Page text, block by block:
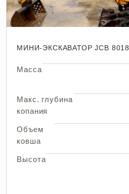
МИНИ-ЭКСКАВАТОР JCB 8018
Масса
Макс. глубина
копания
Объем
ковша
Высота